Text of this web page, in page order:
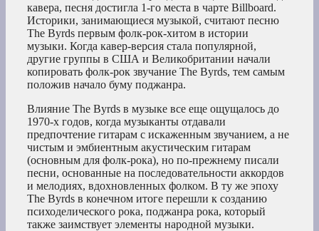
кавера, песня достигла 1-го места в чарте Billboard.
Историки, занимающиеся музыкой, считают песню
The Byrds первым фолк-рок-хитом в истории
музыки. Когда кавер-версия стала популярной,
другие группы в США и Великобритании начали
копировать фолк-рок звучание The Byrds, тем самым
положив начало буму поджанра.
Влияние The Byrds в музыке все еще ощущалось до
1970-х годов, когда музыканты отдавали
предпочтение гитарам с искаженным звучанием, а не
чистым и эмбиентным акустическим гитарам
(основным для фолк-рока), но по-прежнему писали
песни, основанные на последовательности аккордов
и мелодиях, вдохновленных фолком. В ту же эпоху
The Byrds в конечном итоге перешли к созданию
психоделического рока, поджанра рока, который
также заимствует элементы народной музыки.